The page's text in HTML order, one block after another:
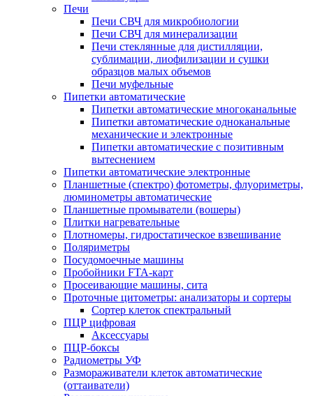
Печи
Печи СВЧ для микробиологии
Печи СВЧ для минерализации
Печи стеклянные для дистилляции,
сублимации, лиофилизации и сушки
образцов малых объемов
Печи муфельные
Пипетки автоматические
Пипетки автоматические многоканальные
Пипетки автоматические одноканальные
механические и электронные
Пипетки автоматические с позитивным
вытеснением
Пипетки автоматические электронные
Планшетные (спектро) фотометры, флуориметры,
люминометры автоматические
Планшетные промыватели (вошеры)
Плитки нагревательные
Плотномеры, гидростатическое взвешивание
Поляриметры
Посудомоечные машины
Пробойники FTA-карт
Просеивающие машины, сита
Проточные цитометры: анализаторы и сортеры
Сортер клеток спектральный
ПЦР цифровая
Аксессуары
ПЦР-боксы
Радиометры УФ
Размораживатели клеток автоматические
(оттаиватели)